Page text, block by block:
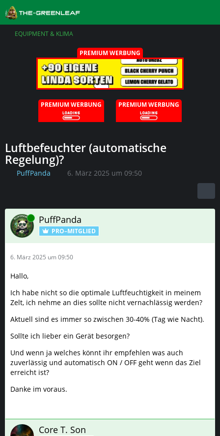
EQUIPMENT & KLIMA
PREMIUM WERBUNG
PREMIUM WERBUNG PREMIUM WERBUNG
Luftbefeuchter (automatische
Regelung)?
PuffPanda 6. März 2025 um 09:50
Online PuffPanda
PRO–MITGLIED
6. März 2025 um 09:50
Hallo,
Ich habe nicht so die optimale Luftfeuchtigkeit in meinem
Zelt, ich nehme an dies sollte nicht vernachlässig werden?
Aktuell sind es immer so zwischen 30-40% (Tag wie Nacht).
Sollte ich lieber ein Gerät besorgen?
Und wenn ja welches könnt ihr empfehlen was auch
zuverlässig und automatisch ON / OFF geht wenn das Ziel
erreicht ist?
Danke im voraus.
Core T. Son